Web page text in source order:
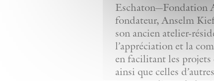
Eschaton—Fondation
fondateur, Anselm
son ancien atelier-
l’appréciation et la
en facilitant les
ainsi que celles